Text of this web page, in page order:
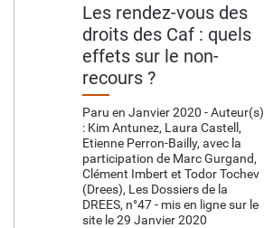
Les rendez-vous des
droits des Caf : quels
effets sur le non-
recours ?
Paru en Janvier 2020 - Auteur(s)
: Kim Antunez, Laura Castell,
Etienne Perron-Bailly, avec la
participation de Marc Gurgand,
Clément Imbert et Todor Tochev
(Drees), Les Dossiers de la
DREES, n°47 - mis en ligne sur le
site le 29 Janvier 2020